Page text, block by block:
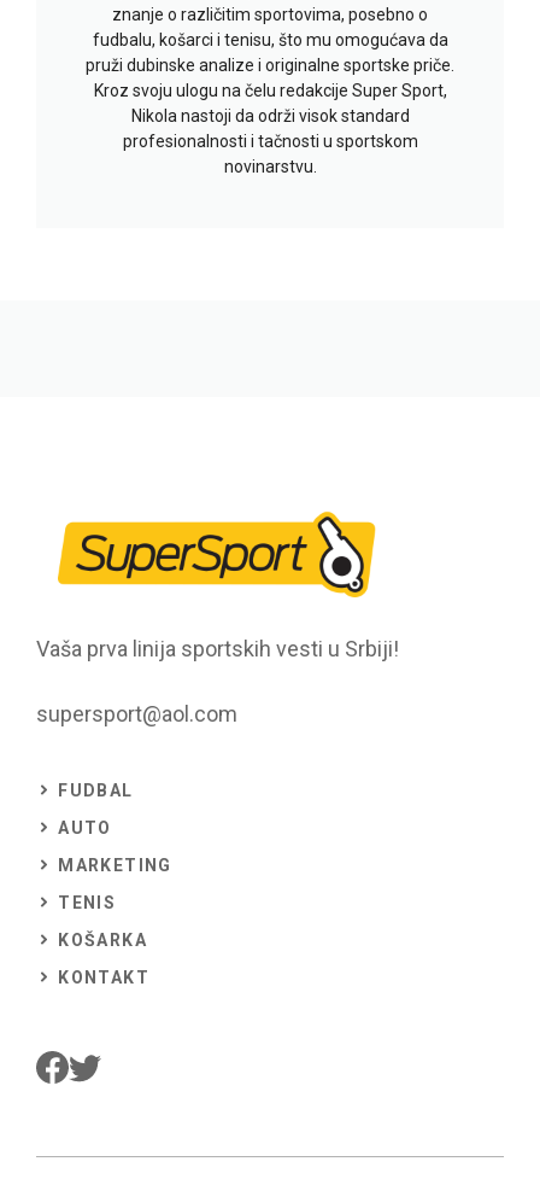
znanje o različitim sportovima, posebno o
fudbalu, košarci i tenisu, što mu omogućava da
pruži dubinske analize i originalne sportske priče.
Kroz svoju ulogu na čelu redakcije Super Sport,
Nikola nastoji da održi visok standard
profesionalnosti i tačnosti u sportskom
novinarstvu.
Vaša prva linija sportskih vesti u Srbiji!
supersport@aol.com
FUDBAL
AUTO
MARKETING
TENIS
KOŠARKA
KONTAKT